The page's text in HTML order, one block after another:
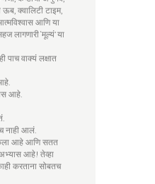
ऊब, क्वालिटी टाइम,
आणि या
लागणारी ‘मूल्यं’ या
पाच वाक्यं लक्षात
आहे.
नाही आलं.
आहे आणि सतत
आहे! तेव्हा
करताना सोबतच